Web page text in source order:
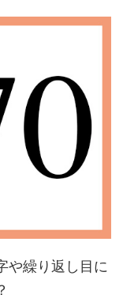
や繰り返し目に